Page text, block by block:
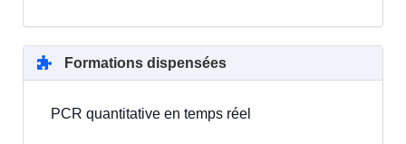
Formations dispensées
PCR quantitative en temps réel